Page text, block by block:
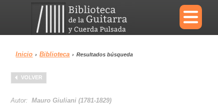
×
Menu
Biblioteca
Inicio › Biblioteca › Resultados búsqueda
VOLVER
Autor:Mauro Giuliani (1781-1829)